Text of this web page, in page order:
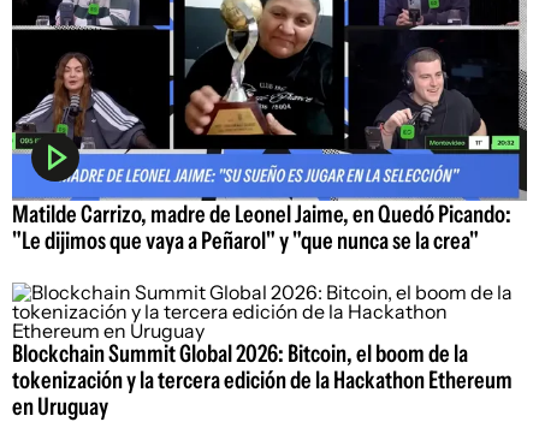
Matilde Carrizo, madre de Leonel Jaime, en Quedó Picando:
"Le dijimos que vaya a Peñarol" y "que nunca se la crea"
Blockchain Summit Global 2026: Bitcoin, el boom de la
tokenización y la tercera edición de la Hackathon Ethereum
en Uruguay